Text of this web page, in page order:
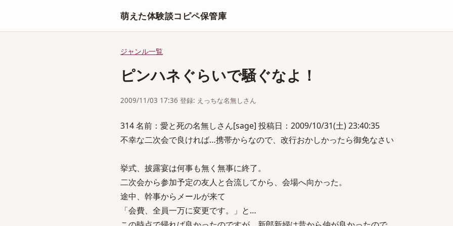
萌えた体験談コピペ保管庫
ジャンル一覧
ピンハネぐらいで騒ぐなよ！
2009/11/03 17:36 登録: えっちな名無しさん
314 名前：愛と死の名無しさん[sage] 投稿日：2009/10/31(土) 23:40:35
不幸な二次会で良ければ…携帯からなので、改行おかしかったら御免なさい
挙式、披露宴は何事も無く無事に終了。
二次会から参加予定の友人と合流してから、会場へ向かった。
途中、幹事からメールが来て
「会費、全員一万に変更です。」と…